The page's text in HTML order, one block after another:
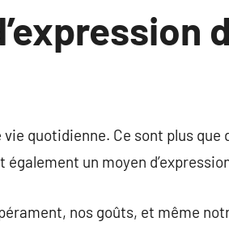
quotidienne. Ce sont plus que
un moyen
nos goûts, et même